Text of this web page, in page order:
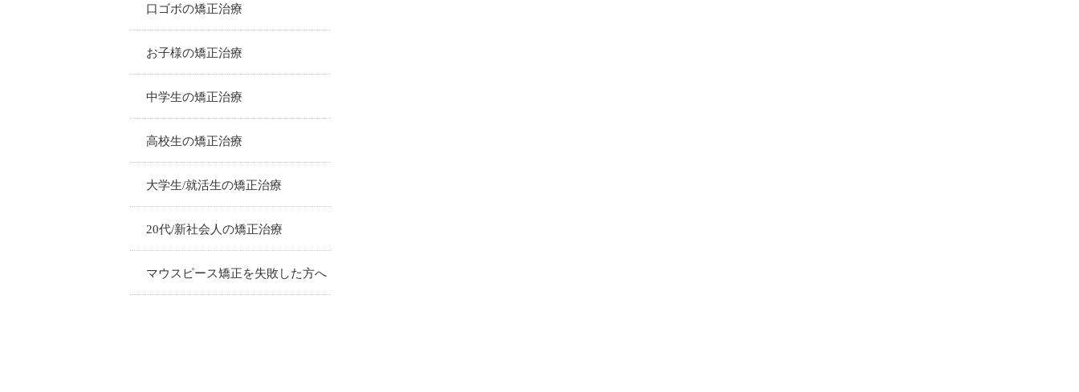
口ゴボの矯正治療
お子様の矯正治療
中学生の矯正治療
高校生の矯正治療
大学生/就活生の矯正治療
20代/新社会人の矯正治療
マウスピース矯正を失敗した方へ